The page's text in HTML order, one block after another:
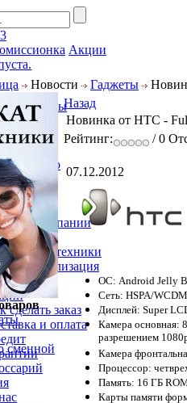
Акции
и видео
компании
фототехники
и реализация
сделать заказ
и оплата
Новости Гаджеты
сменной
Назад
Новинка от HTC -
Рейтинг:
/ 0
07.12.2012
ОС: Android Jelly
Сеть: HSPA/
Дисплей: Super
Камера основная:
разрешением
Камера
Процессор:
Память: 16 ГБ
Карты памяти